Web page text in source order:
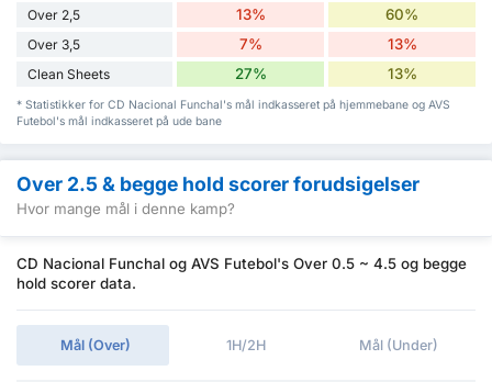
Over 2,5 13% 60%
Over 3,5 7% 13%
Clean Sheets 27% 13%
* Statistikker for CD Nacional Funchal's mål indkasseret på hjemmebane og AVS
Futebol's mål indkasseret på ude bane
Over 2.5 & begge hold scorer forudsigelser
Hvor mange mål i denne kamp?
CD Nacional Funchal og AVS Futebol's Over 0.5 ~ 4.5 og begge
hold scorer data.
Mål (Over) 1H/2H Mål (Under)